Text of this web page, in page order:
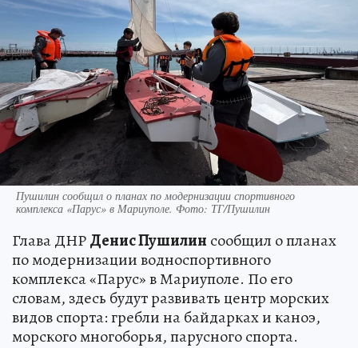
Пушилин сообщил о планах по модернизации спортивного
комплекса «Парус» в Мариуполе. Фото: ТГ/Пушилин
Глава ДНРДенис Пушилин сообщил о планах
по модернизации водноспортивного
комплекса «Парус» в Мариуполе. По его
словам, здесь будут развивать центр морских
видов спорта: гребли на байдарках и каноэ,
морского многоборья, парусного спорта.